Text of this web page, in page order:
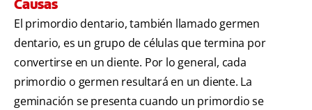
Causas
El primordio dentario, también llamado germen
dentario, es un grupo de células que termina por
convertirse en un diente. Por lo general, cada
primordio o germen resultará en un diente. La
geminación se presenta cuando un primordio se